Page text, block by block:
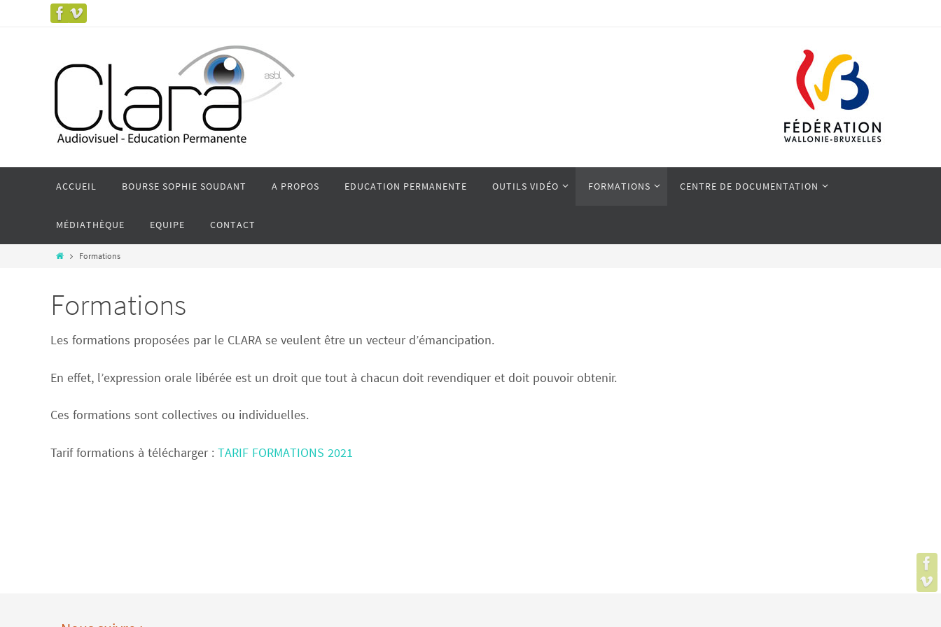
ACCUEIL BOURSE SOPHIE SOUDANT A PROPOS EDUCATION PERMANENTE OUTILS VIDÉO FORMATIONS CENTRE DE DOCUMENTATION
MÉDIATHÈQUE EQUIPE CONTACT
Formations
Formations
Les formations proposées par le CLARA se veulent être un vecteur d’émancipation.
En effet, l’expression orale libérée est un droit que tout à chacun doit revendiquer et doit pouvoir obtenir.
Ces formations sont collectives ou individuelles.
Tarif formations à télécharger : TARIF FORMATIONS 2021